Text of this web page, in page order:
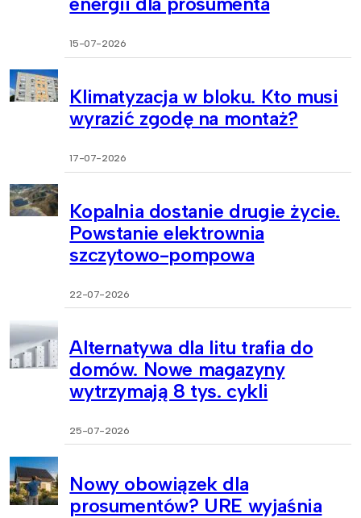
15-07-2026
Klimatyzacja w bloku. Kto musi
wyrazić zgodę na montaż?
17-07-2026
Kopalnia dostanie drugie życie.
Powstanie elektrownia
szczytowo-pompowa
22-07-2026
Alternatywa dla litu trafia do
domów. Nowe magazyny
wytrzymają 8 tys. cykli
25-07-2026
Nowy obowiązek dla
prosumentów? URE wyjaśnia